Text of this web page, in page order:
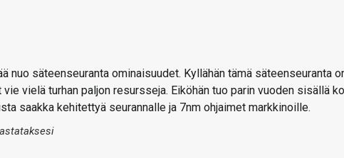
nuo säteenseuranta ominaisuudet. Kyllähän tämä säteenseuranta
vielä turhan paljon resursseja. Eiköhän tuo parin vuoden sisällä
saakka kehitettyä seurannalle ja 7nm ohjaimet markkinoille.